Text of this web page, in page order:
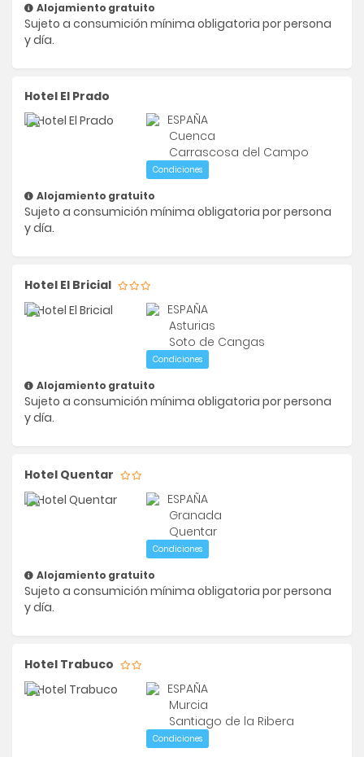
Alojamiento gratuito
Sujeto a consumición mínima obligatoria por persona
y día.
Hotel El Prado
ESPAÑA
Cuenca
Carrascosa del Campo
Condiciones
Alojamiento gratuito
Sujeto a consumición mínima obligatoria por persona
y día.
Hotel El Bricial
ESPAÑA
Asturias
Soto de Cangas
Condiciones
Alojamiento gratuito
Sujeto a consumición mínima obligatoria por persona
y día.
Hotel Quentar
ESPAÑA
Granada
Quentar
Condiciones
Alojamiento gratuito
Sujeto a consumición mínima obligatoria por persona
y día.
Hotel Trabuco
ESPAÑA
Murcia
Santiago de la Ribera
Condiciones